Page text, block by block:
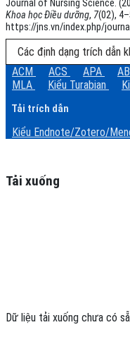
Journal of Nursing Science.
Khoa học Điều dưỡng, 7(02),
https://jns.vn/index.php/
Các định dạng trích dẫn
ACM
ACS APA
MLA
Kiểu Turabian
Tải trích dẫn
Kiểu Endnote/Zotero/
Tải xuống
Dữ liệu tải xuống chưa có